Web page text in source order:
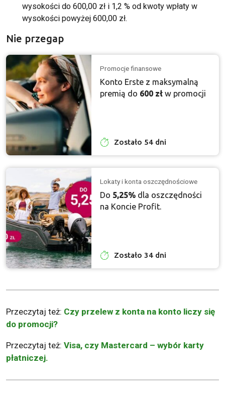
wysokości do 600,00 zł i 1,2 % od kwoty wpłaty w
wysokości powyżej 600,00 zł.
Nie przegap
Promocje finansowe
Konto Erste z maksymalną
premią do 600 zł w promocji
Zostało 54 dni
Lokaty i konta oszczędnościowe
Do 5,25% dla oszczędności
na Koncie Profit.
Zostało 34 dni
Przeczytaj też: Czy przelew z konta na konto liczy się
do promocji?
Przeczytaj też: Visa, czy Mastercard – wybór karty
płatniczej.